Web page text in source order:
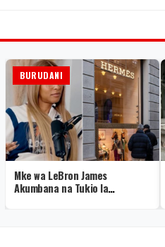
BURUDANI
Mke wa LeBron James
Akumbana na Tukio la